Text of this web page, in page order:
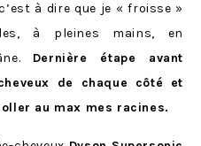
à dire que je « froisse »
à pleines mains, en
Dernière étape avant
de chaque côté et
au max mes racines.